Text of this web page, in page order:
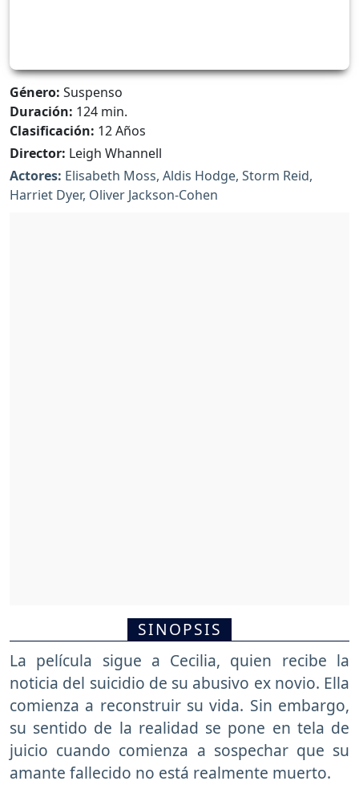
Género: Suspenso
Duración: 124 min.
Clasificación: 12 Años
Director: Leigh Whannell
Actores: Elisabeth Moss, Aldis Hodge, Storm Reid,
Harriet Dyer, Oliver Jackson-Cohen
SINOPSIS
La película sigue a Cecilia, quien recibe la
noticia del suicidio de su abusivo ex novio. Ella
comienza a reconstruir su vida. Sin embargo,
su sentido de la realidad se pone en tela de
juicio cuando comienza a sospechar que su
amante fallecido no está realmente muerto.